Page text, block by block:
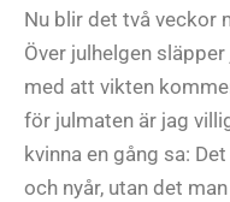
Nu blir det två veckor
Över julhelgen
med att vikten
för julmaten är jag
kvinna en gång sa:
och nyår, utan det